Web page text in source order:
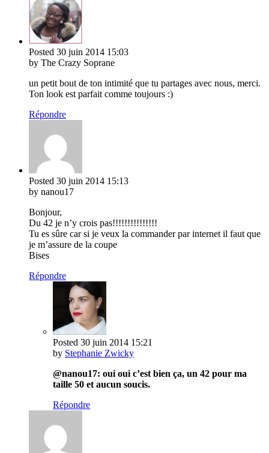
Posted 30 juin 2014 15:03
by The Crazy Soprane
un petit bout de ton intimité que tu partages avec nous, merci.
Ton look est parfait comme toujours :)
Répondre
Posted 30 juin 2014 15:13
by nanou17
Bonjour,
Du 42 je n’y crois pas!!!!!!!!!!!!!!!
Tu es sûre car si je veux la commander par internet il faut que
je m’assure de la coupe
Bises
Répondre
Posted 30 juin 2014 15:21
by Stephanie Zwicky
@nanou17: oui oui c’est bien ça, un 42 pour ma
taille 50 et aucun soucis.
Répondre